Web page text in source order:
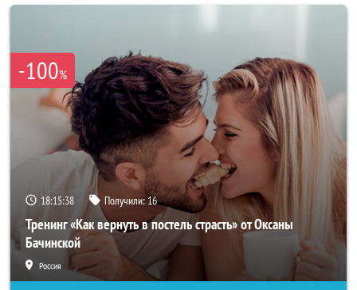
-100%
18:15:35 Получили: 16
Тренинг «Как вернуть в постель страсть» от Оксаны
Бачинской
Россия